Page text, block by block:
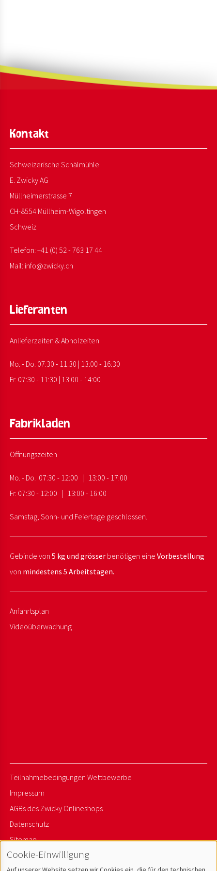
Kontakt
Schweizerische Schälmühle
E. Zwicky AG
Müllheimerstrasse 7
CH-8554 Müllheim-Wigoltingen
Schweiz
Telefon: +41 (0) 52 - 763 17 44
Mail: info@zwicky. ch
Lieferanten
Anlieferzeiten & Abholzeiten
Mo. - Do. 07:30 - 11:30 | 13:00 - 16:30
Fr. 07:30 - 11:30 | 13:00 - 14:00
Fabrikladen
Öffnungszeiten
Mo. - Do. 07:30 - 12:00 | 13:00 - 17:00
Fr. 07:30 - 12:00 | 13:00 - 16:00
Samstag, Sonn- und Feiertage geschlossen.
Gebinde von 5 kg und grösser benötigen eine Vorbestellung
von mindestens 5 Arbeitstagen.
Anfahrtsplan
Videoüberwachung
Teilnahmebedingungen Wettbewerbe
Impressum
AGBs des Zwicky Onlineshops
Datenschutz
Sitemap
Newsletter Anmelden
Cookie-Einwilligung